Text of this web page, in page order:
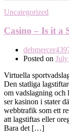
Uncategorized
Casino – Is it a
Posted on
Virtuella
Den statliga
om vadslagning och
ser kasinon i stater
webbtrafik som ett
att lagstiftas eller
Bara det […]